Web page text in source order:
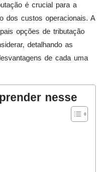
é crucial para a
dos custos operacionais. A
opções de tributação
detalhando as
de cada uma
nesse